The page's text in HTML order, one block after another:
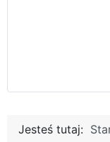
Jesteś tutaj: